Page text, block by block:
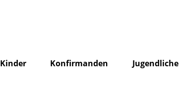
Kinder Konfirmanden Jugendliche